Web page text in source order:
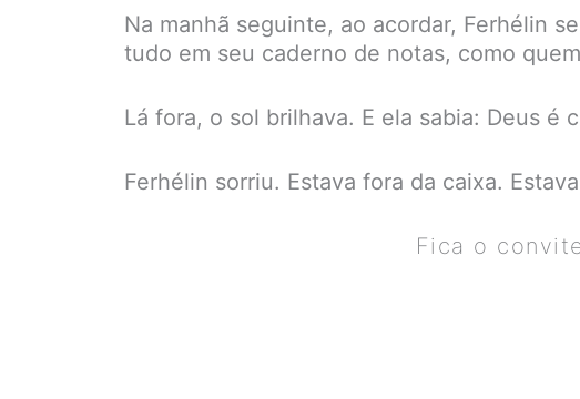
Na manhã seguinte, ao acordar, Ferhélin
tudo em seu caderno de notas, como
Lá fora, o sol brilhava. E ela sabia: Deus
Ferhélin sorriu. Estava fora da caixa.
Fica o